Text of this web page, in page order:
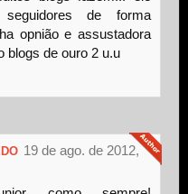
de forma
opnião e assustadora
blogs de ouro 2 u.u
19 de ago. de 2012,